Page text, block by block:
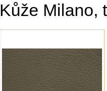
Kůže Milano,